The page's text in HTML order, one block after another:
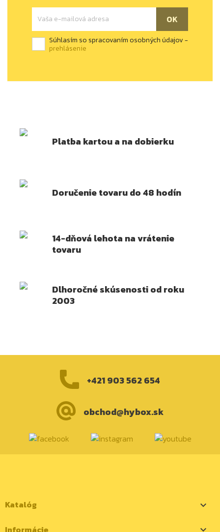
Súhlasím so spracovaním osobných údajov -
prehlásenie
Platba kartou a na dobierku
Doručenie tovaru do 48 hodín
14-dňová lehota na vrátenie
tovaru
Dlhoročné skúsenosti od roku
2003
+421 903 562 654
obchod@hybox.sk
Katalóg 
Informácie